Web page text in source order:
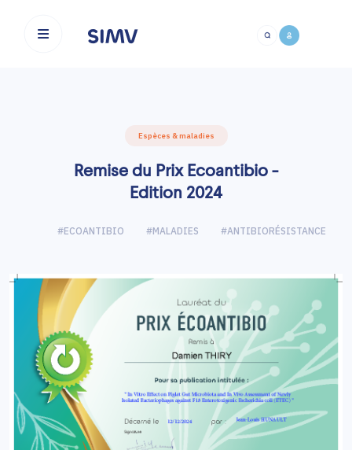
Espèces & maladies
Remise du Prix Ecoantibio -
Edition 2024
#ECOANTIBIO #MALADIES #ANTIBIORÉSISTANCE